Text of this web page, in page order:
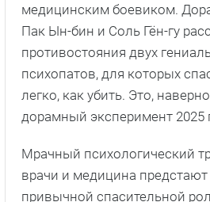
медицинским боевиком.
Пак Ын-бин и Соль Гён-гу
противостояния двух
психопатов, для которых
легко, как убить. Это,
дорамный эксперимент 2025
Мрачный психологический
врачи и медицина
привычной спасительной